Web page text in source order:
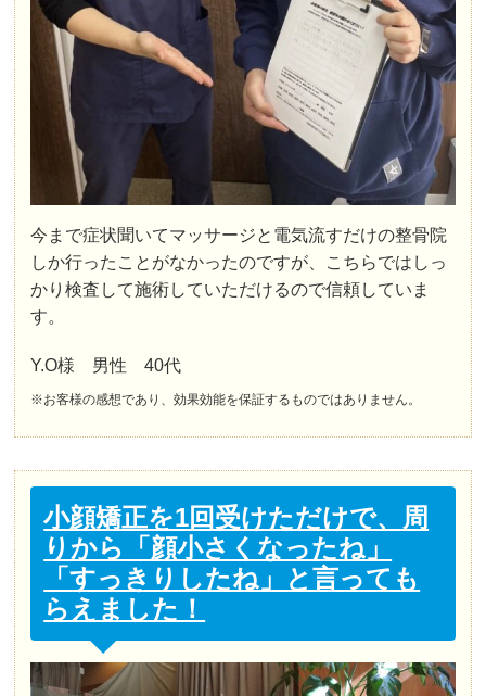
今まで症状聞いてマッサージと電気流すだけの整骨院
しか行ったことがなかったのですが、こちらではしっ
かり検査して施術していただけるので信頼していま
す。
Y.O様 男性 40代
※お客様の感想であり、効果効能を保証するものではありません。
小顔矯正を1回受けただけで、周
りから「顔小さくなったね」
「すっきりしたね」と言っても
らえました！